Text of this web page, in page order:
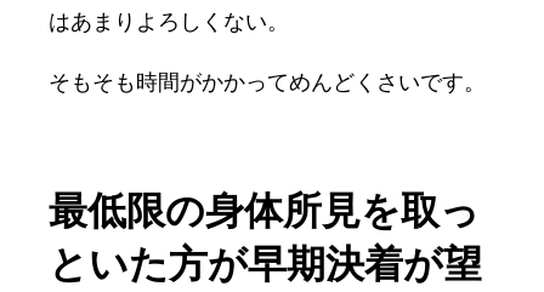
はあまりよろしくない。
そもそも時間がかかってめんどくさいです。
最低限の身体所見を取っ
といた方が早期決着が望